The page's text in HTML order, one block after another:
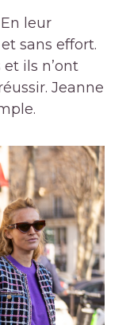
En leur
sans effort.
ils n’ont
Jeanne